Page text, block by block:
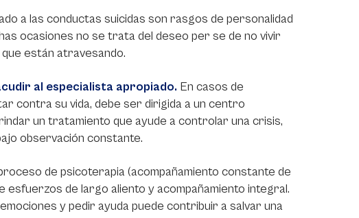
a las conductas suicidas son rasgos de personalidad
ocasiones no se trata del deseo per se de no vivir
están atravesando.
al especialista apropiado. En casos de
contra su vida, debe ser dirigida a un centro
un tratamiento que ayude a controlar una crisis,
observación constante.
de psicoterapia (acompañamiento constante de
de largo aliento y acompañamiento integral.
y pedir ayuda puede contribuir a salvar una